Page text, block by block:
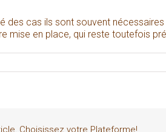
des cas ils sont souvent
mise en place, qui reste toutefois
Choisissez votre Plateforme!